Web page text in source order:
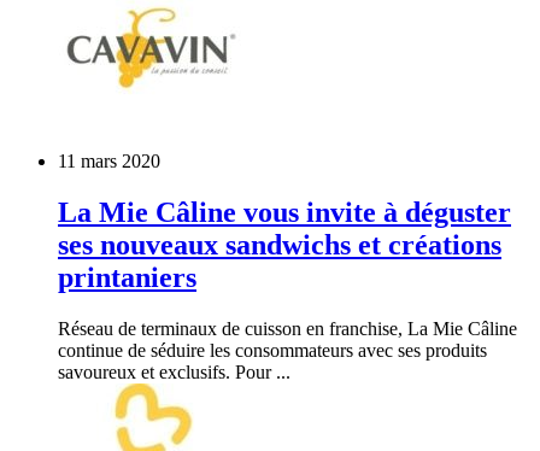
11 mars 2020
La Mie Câline vous invite à déguster
ses nouveaux sandwichs et créations
printaniers
Réseau de terminaux de cuisson en franchise, La Mie Câline
continue de séduire les consommateurs avec ses produits
savoureux et exclusifs. Pour ...